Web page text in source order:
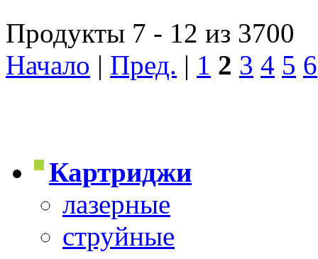
Продукты 7 - 12 из 3700
Начало | Пред. | 1 2 3 4 5 6
Картриджи
лазерные
струйные